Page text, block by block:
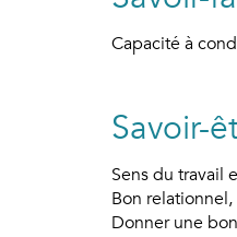
Capacité à
Savoir-
Sens du travail
Bon
Donner une